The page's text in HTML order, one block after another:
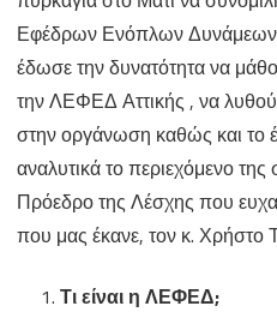
Εφέδρων Ενόπλων Δυνάμεων
έδωσε την δυνατότητα να
την ΛΕΦΕΔ Αττικής , να
στην οργάνωση καθώς και το
αναλυτικά το περιεχόμενο της
Πρόεδρο της Λέσχης που
που μας έκανε, τον κ. Χρήστο
Τι είναι η ΛΕΦΕΔ;